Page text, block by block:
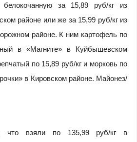
белокочанную за 15,89 руб/кг из
районе или же за 15,99 руб/кг из
районе. К ним картофель по
в «Магните» в Куйбышевском
по 15,89 руб/кг и морковь по
в Кировском районе. Майонез/
что взяли по 135,99 руб/кг в